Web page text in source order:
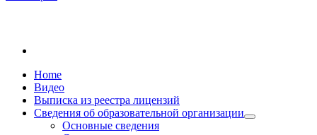
Home
Видео
Выписка из реестра лицензий
Сведения об образовательной организации
Основные сведения